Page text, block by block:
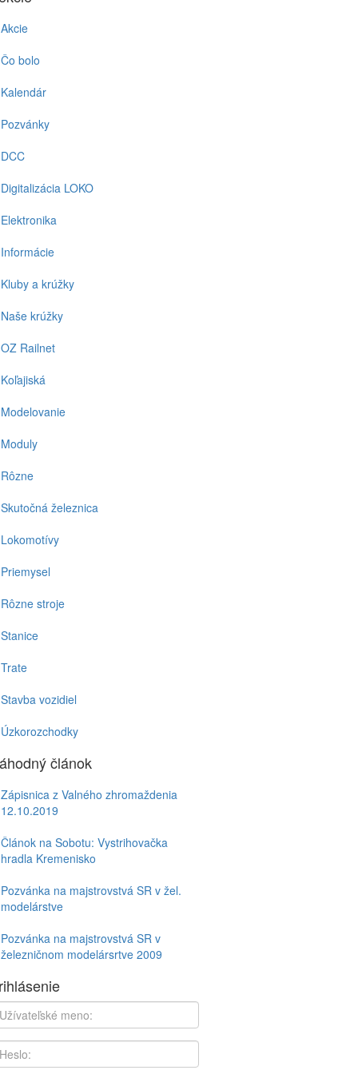
Akcie
Čo bolo
Kalendár
Pozvánky
DCC
Digitalizácia LOKO
Elektronika
Informácie
Kluby a krúžky
Naše krúžky
OZ Railnet
Koľajiská
Modelovanie
Moduly
Rôzne
Skutočná železnica
Lokomotívy
Priemysel
Rôzne stroje
Stanice
Trate
Stavba vozidiel
Úzkorozchodky
článok
Zápisnica z Valného zhromaždenia
12.10.2019
Článok na Sobotu: Vystrihovačka
hradla Kremenisko
Pozvánka na majstrovstvá SR v žel.
modelárstve
Pozvánka na majstrovstvá SR v
železničnom modelársrtve 2009